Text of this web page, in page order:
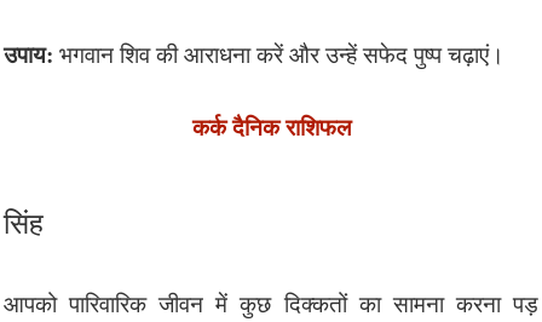
उपाय: भगवान शिव की आराधना करें और उन्हें सफेद पुष्प चढ़ाएं।
कर्क दैनिक राशिफल
सिंह
आपको पारिवारिक जीवन में कुछ दिक्कतों का सामना करना पड़